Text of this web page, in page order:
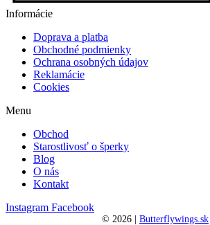
Informácie
Doprava a platba
Obchodné podmienky
Ochrana osobných údajov
Reklamácie
Cookies
Menu
Obchod
Starostlivosť o šperky
Blog
O nás
Kontakt
Instagram Facebook
© 2026 Butterflywings.sk